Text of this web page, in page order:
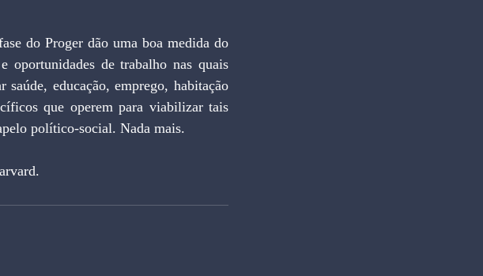
do Proger dão uma boa medida do
oportunidades de trabalho nas quais
educação, emprego, habitação
que operem para viabilizar tais
político-social. Nada mais.